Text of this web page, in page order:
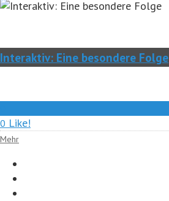
Interaktiv: Eine besondere Folge
0 Like!
Mehr